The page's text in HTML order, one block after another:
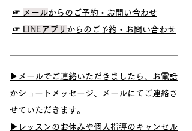
​☞ メールからの ご予約・お問い合わせ
☞ LINEアプリ からのご予約・お問い合わせ
▶メールでご連絡いただきましたら、お電話
かショートメッセージ、メールにてご連絡さ
せていただきます。
▶​レッスンのお休みや個人指導のキャンセル